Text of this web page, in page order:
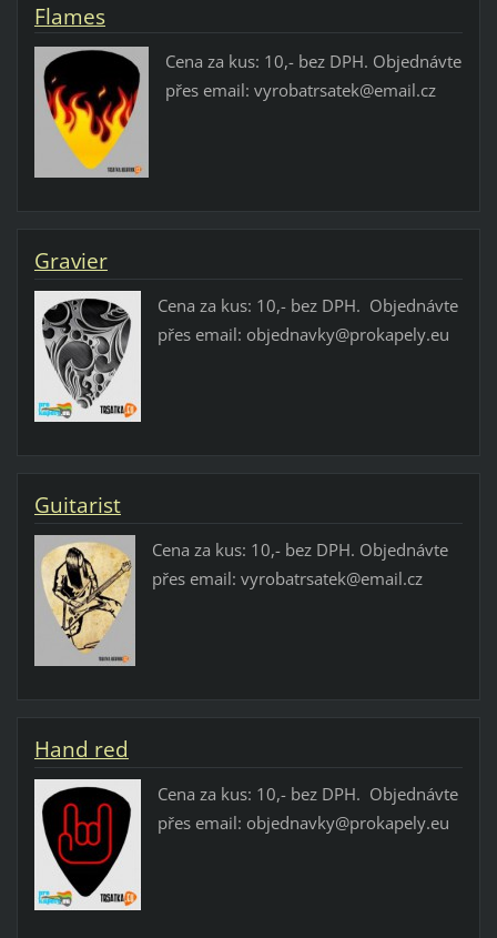
Flames
Cena za kus: 10,- bez DPH. Objednávte
přes email: vyrobatrsatek@email.cz
Gravier
Cena za kus: 10,- bez DPH. Objednávte
přes email: objednavky@prokapely.eu
Guitarist
Cena za kus: 10,- bez DPH. Objednávte
přes email: vyrobatrsatek@email.cz
Hand red
Cena za kus: 10,- bez DPH. Objednávte
přes email: objednavky@prokapely.eu